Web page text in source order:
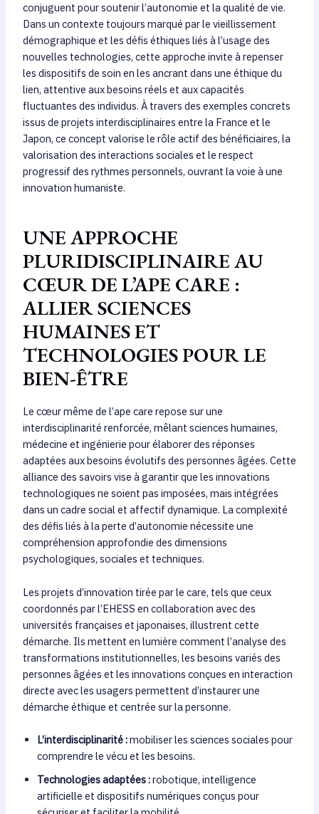
conjuguent pour soutenir l’autonomie et la qualité de vie.
Dans un contexte toujours marqué par le vieillissement
démographique et les défis éthiques liés à l’usage des
nouvelles technologies, cette approche invite à repenser
les dispositifs de soin en les ancrant dans une éthique du
lien, attentive aux besoins réels et aux capacités
fluctuantes des individus. À travers des exemples concrets
issus de projets interdisciplinaires entre la France et le
Japon, ce concept valorise le rôle actif des bénéficiaires, la
valorisation des interactions sociales et le respect
progressif des rythmes personnels, ouvrant la voie à une
innovation humaniste.
UNE APPROCHE
PLURIDISCIPLINAIRE AU
CŒUR DE L’APE CARE :
ALLIER SCIENCES
HUMAINES ET
TECHNOLOGIES POUR LE
BIEN-ÊTRE
Le cœur même de l’ape care repose sur une
interdisciplinarité renforcée, mêlant sciences humaines,
médecine et ingénierie pour élaborer des réponses
adaptées aux besoins évolutifs des personnes âgées. Cette
alliance des savoirs vise à garantir que les innovations
technologiques ne soient pas imposées, mais intégrées
dans un cadre social et affectif dynamique. La complexité
des défis liés à la perte d’autonomie nécessite une
compréhension approfondie des dimensions
psychologiques, sociales et techniques.
Les projets d’innovation tirée par le care, tels que ceux
coordonnés par l’EHESS en collaboration avec des
universités françaises et japonaises, illustrent cette
démarche. Ils mettent en lumière comment l’analyse des
transformations institutionnelles, les besoins variés des
personnes âgées et les innovations conçues en interaction
directe avec les usagers permettent d’instaurer une
démarche éthique et centrée sur la personne.
L’interdisciplinarité :mobiliser les sciences sociales pour
comprendre le vécu et les besoins.
Technologies adaptées :robotique, intelligence
artificielle et dispositifs numériques conçus pour